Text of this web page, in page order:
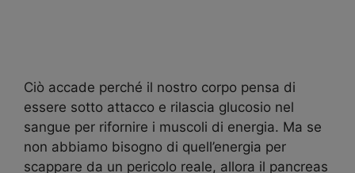
Ciò accade perché il nostro corpo pensa di
essere sotto attacco e rilascia glucosio nel
sangue per rifornire i muscoli di energia. Ma se
non abbiamo bisogno di quell’energia per
scappare da un pericolo reale, allora il pancreas